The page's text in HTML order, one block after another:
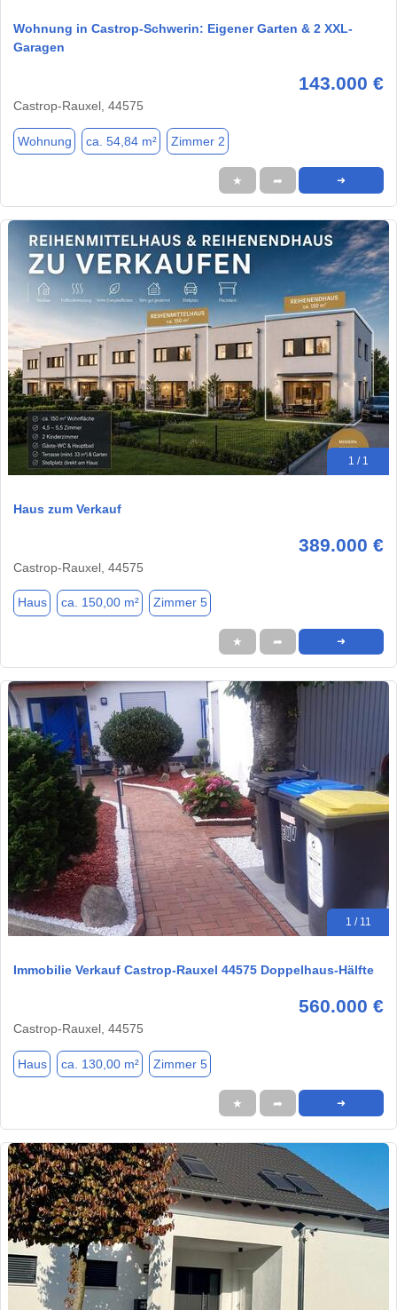
Wohnung in Castrop-Schwerin: Eigener Garten & 2 XXL-
Garagen
143.000 €
Castrop-Rauxel, 44575
Wohnung ca. 54,84 m² Zimmer 2
★ ➦ ➜
1 / 1
Haus zum Verkauf
389.000 €
Castrop-Rauxel, 44575
Haus ca. 150,00 m² Zimmer 5
★ ➦ ➜
1 / 11
Immobilie Verkauf Castrop-Rauxel 44575 Doppelhaus-Hälfte
560.000 €
Castrop-Rauxel, 44575
Haus ca. 130,00 m² Zimmer 5
★ ➦ ➜